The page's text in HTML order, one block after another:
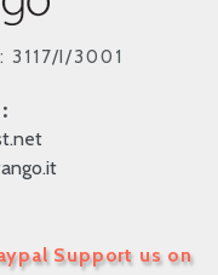
3117/I/3001
Support us on